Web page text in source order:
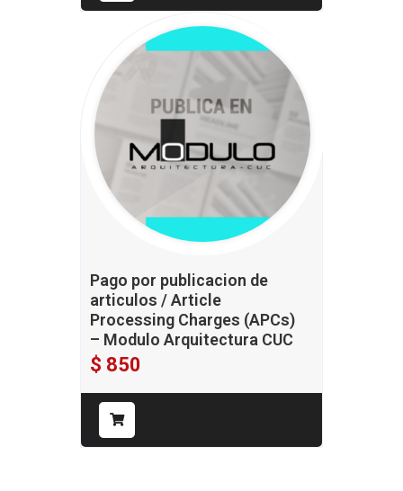
Pago por publicacion de
articulos / Article
Processing Charges (APCs)
– Modulo Arquitectura CUC
$ 850